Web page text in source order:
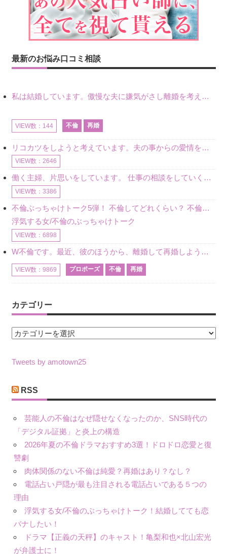
最新のお悩み口コミ相談
私は結婚しています。傲慢な夫に嫌気がさし離婚を考えていたときに、彼と出会いました。彼には恋人がいましたが、話をするうちに、夫とのことを相談するようにな
VIEW数：144 不倫 再婚
リコカツをしようと考えています。夫の事からの愛情を全く感じません。子供がいるので、子供が成長するまではと我慢しています。 まず、お金が必要だと考え、仕事の量も増やしました。ところが、夫は働かず、結局は
VIEW数：2646
働く主婦、片思いをしています。 仕事の相談をしていくうちに、彼のことを好きになりました。私には夫も子供もいます。不倫をしているわけでもなく、もちろん、この気持ちは誰にも話していません。 ラインをする関
VIEW数：3386
不倫ぶっちゃけトーク5弾！ 不倫してどれくらい？ 不倫のあれこれを、なんでもどうぞ♪♪
浮気する女/不倫のぶっちゃけトーク
VIEW数：6898
W不倫です。最近、彼のほうから、離婚して再婚しよう、と言ってきました。ハッキリいうと、そこまでは考えていませんでした。彼を好きな気持ちはあるし、彼なしの生活は考えられません。だけど、離婚して再婚すると
VIEW数：9869 プロポーズ 不倫 再婚
カテゴリー
カ
ゴ
ー
Tweets by amotown25
RSS
芸能人の不倫はなぜ隠せなくなったのか、SNS時代の
「デジタル証拠」と炎上の構造
2026年夏の不倫ドラマおすすめ3選！ドロドロ恋愛と復
讐劇
肉体関係のない不倫は純愛？再婚はあり？なし？
電話占い戸隠が最も注目される電話占いである５つの
理由
浮気する女/不倫のぶっちゃけトーク！結婚してても恋
バナしたい！
ドラマ【正義の天秤】のキャスト！亀梨和也×北山宏光
が弁護士に！